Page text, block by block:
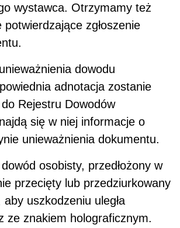
wystawca. Otrzymamy też
potwierdzające zgłoszenie
dowodu
adnotacja zostanie
Rejestru Dowodów
się w niej informacje o
unieważnienia dokumentu.
osobisty, przedłożony w
przecięty lub przedziurkowany
uszkodzeniu uległa
ze znakiem holograficznym.